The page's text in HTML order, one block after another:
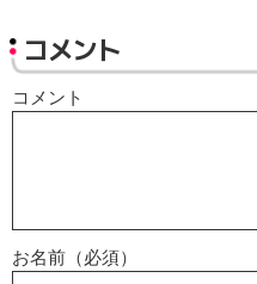
コメント
コメント
お名前（必須）